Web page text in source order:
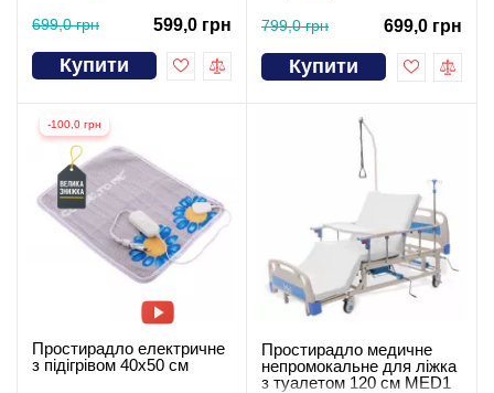
699,0 грн 599,0 грн
Купити
799,0 грн 699,0 грн
Купити
-100,0 грн
Простирадло електричне
з підігрівом 40х50 см
Простирадло медичне
непромокальне для ліжка
з туалетом 120 см MED1